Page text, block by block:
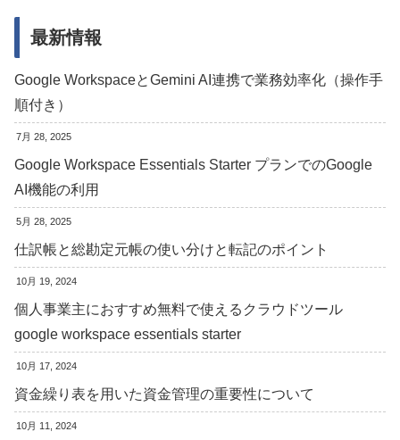
最新情報
Google WorkspaceとGemini AI連携で業務効率化（操作手
順付き）
7月 28, 2025
Google Workspace Essentials Starter プランでのGoogle
AI機能の利用
5月 28, 2025
仕訳帳と総勘定元帳の使い分けと転記のポイント
10月 19, 2024
個人事業主におすすめ無料で使えるクラウドツール
google workspace essentials starter
10月 17, 2024
資金繰り表を用いた資金管理の重要性について
10月 11, 2024